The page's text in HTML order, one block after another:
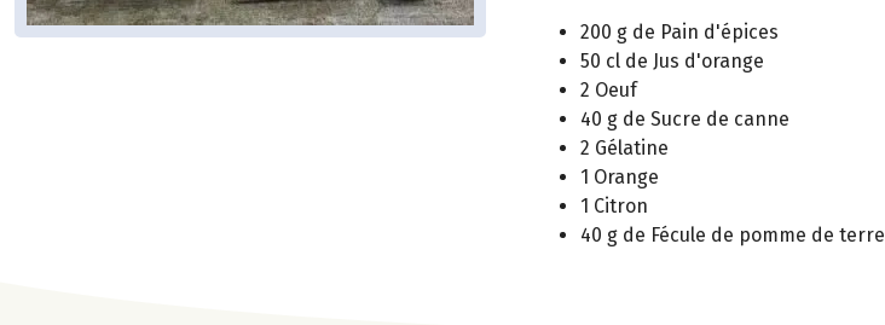
200 g de Pain d'épices
50 cl de Jus d'orange
2 Oeuf
40 g de Sucre de canne
2 Gélatine
1 Orange
1 Citron
40 g de Fécule de pomme de terre